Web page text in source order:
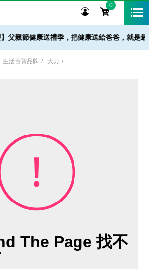
0
父親節健康送禮季，把健康送給爸爸，就是
生活百貨品牌 大力
The Page找不